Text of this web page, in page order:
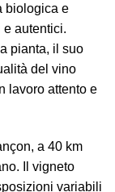
biologica e
autentici.
pianta, il suo
del vino
lavoro attento e
a 40 km
Il vigneto
variabili